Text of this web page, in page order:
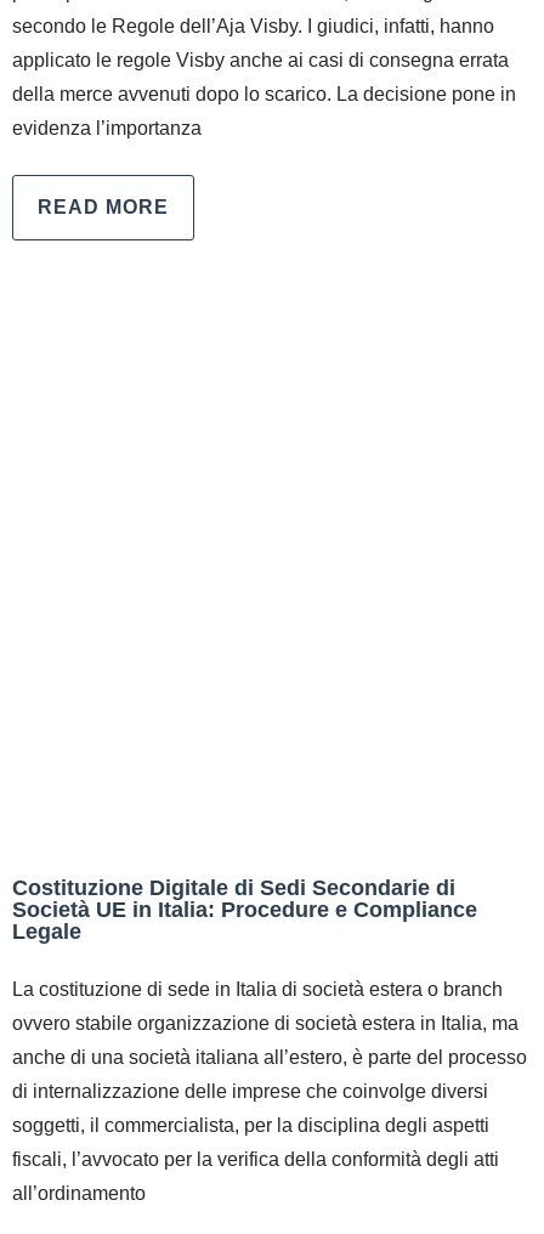
secondo le Regole dell’Aja Visby. I giudici, infatti, hanno
applicato le regole Visby anche ai casi di consegna errata
della merce avvenuti dopo lo scarico. La decisione pone in
evidenza l’importanza
READ MORE
Costituzione Digitale di Sedi Secondarie di
Società UE in Italia: Procedure e Compliance
Legale
La costituzione di sede in Italia di società estera o branch
ovvero stabile organizzazione di società estera in Italia, ma
anche di una società italiana all’estero, è parte del processo
di internalizzazione delle imprese che coinvolge diversi
soggetti, il commercialista, per la disciplina degli aspetti
fiscali, l’avvocato per la verifica della conformità degli atti
all’ordinamento